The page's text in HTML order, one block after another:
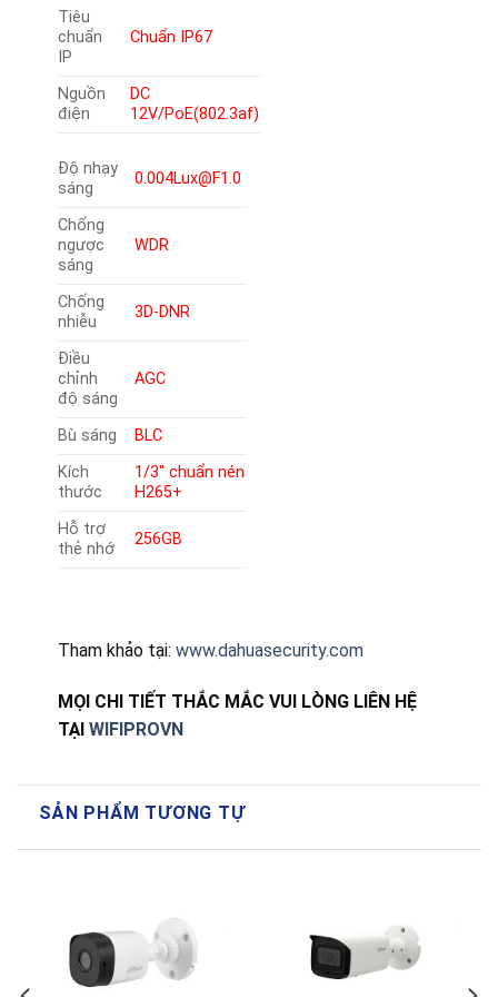
Tiêu
chuẩn
IP
Chuẩn IP67
Nguồn
điện
DC
12V/PoE(802.3af)
Độ nhạy
sáng
0.004Lux@F1.0
Chống
ngược
sáng
WDR
Chống
nhiễu
3D-DNR
Điều
chỉnh
độ sáng
AGC
Bù sáng
BLC
Kích
thước
1/3″ chuẩn nén
H265+
Hỗ trợ
thẻ nhớ
256GB
Tham khảo tại: www.dahuasecurity.com
MỌI CHI TIẾT THẮC MẮC VUI LÒNG LIÊN HỆ
TẠI WIFIPROVN
SẢN PHẨM TƯƠNG TỰ